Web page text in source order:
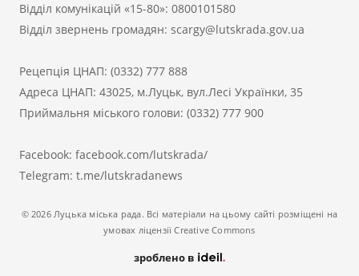
Відділ комунікацій «15-80»: 0800101580
Відділ звернень громадян: scargy@lutskrada.gov.ua
Рецепція ЦНАП: (0332) 777 888
Адреса ЦНАП: 43025, м.Луцьк, вул.Лесі Українки, 35
Приймальня міського голови: (0332) 777 900
Facebook: facebook.com/lutskrada/
Telegram: t.me/lutskradanews
© 2026 Луцька міська рада. Всі матеріали на цьому сайті розміщені на
умовах ліцензії Creative Commons
зроблено в